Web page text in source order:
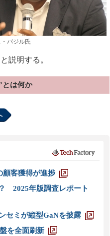
バジル氏
説明する。
とは何か
顧客獲得が進捗
2025年版調査レポート
セミが縦型GaNを披露
を全面刷新